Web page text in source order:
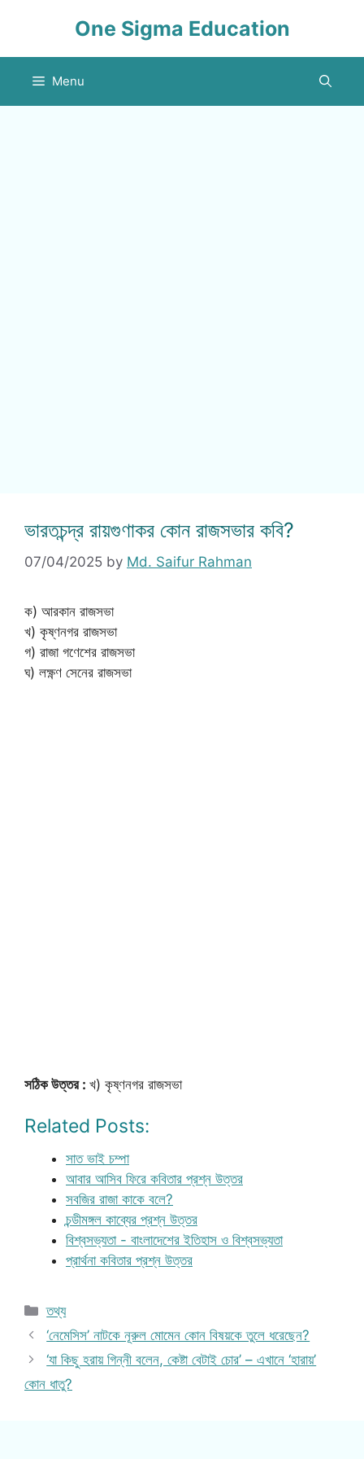
One Sigma Education
Menu
ভারতচন্দ্র রায়গুণাকর কোন রাজসভার কবি?
07/04/2025 by Md. Saifur Rahman
ক) আরকান রাজসভা
খ) কৃষ্ণনগর রাজসভা
গ) রাজা গণেশের রাজসভা
ঘ) লক্ষ্ণণ সেনের রাজসভা
সঠিক উত্তর : খ) কৃষ্ণনগর রাজসভা
Related Posts:
সাত ভাই চম্পা
আবার আসিব ফিরে কবিতার প্রশ্ন উত্তর
সবজির রাজা কাকে বলে?
চন্ডীমঙ্গল কাব্যের প্রশ্ন উত্তর
বিশ্বসভ্যতা - বাংলাদেশের ইতিহাস ও বিশ্বসভ্যতা
প্রার্থনা কবিতার প্রশ্ন উত্তর
Categories
তথ্য
‘নেমেসিস’ নাটকে নূরুল মোমেন কোন বিষয়কে তুলে ধরেছেন?
‘যা কিছু হরায় গিন্নী বলেন, কেষ্টা বেটাই চোর’ – এখানে ‘হারায়’
কোন ধাতু?